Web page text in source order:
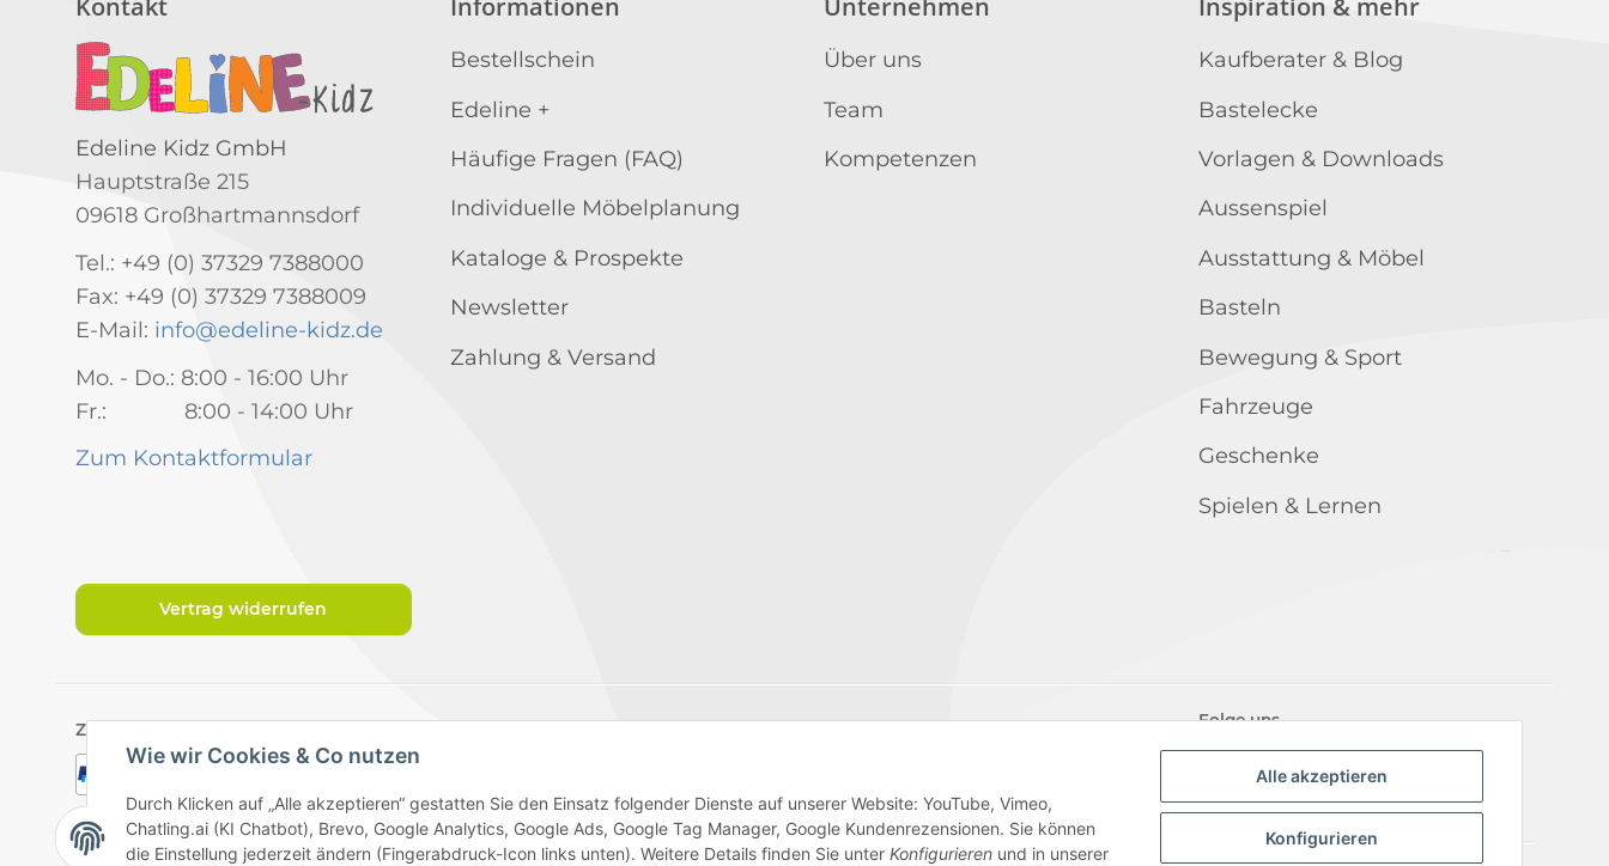
Alle akzeptieren
Konfigurieren
Wie wir Cookies & Co nutzen
Durch Klicken auf „Alle akzeptieren“ gestatten Sie den Einsatz folgender Dienste auf unserer Website: YouTube, Vimeo,
Chatling.ai (KI Chatbot), Brevo, Google Analytics, Google Ads, Google Tag Manager, Google Kundenrezensionen. Sie können
die Einstellung jederzeit ändern (Fingerabdruck-Icon links unten). Weitere Details finden Sie unter Konfigurieren und in unserer
Kontakt
Edeline Kidz GmbH
Hauptstraße 215
09618 Großhartmannsdorf
Tel.: +49 (0) 37329 7388000
Fax: +49 (0) 37329 7388009
E-Mail: info@edeline-kidz.de
Mo. - Do.: 8:00 - 16:00 Uhr
Fr.: 8:00 - 14:00 Uhr
Zum Kontaktformular
Informationen
Bestellschein
Edeline +
Häufige Fragen (FAQ)
Individuelle Möbelplanung
Kataloge & Prospekte
Newsletter
Zahlung & Versand
Unternehmen
Über uns
Team
Kompetenzen
Inspiration & mehr
Kaufberater & Blog
Bastelecke
Vorlagen & Downloads
Aussenspiel
Ausstattung & Möbel
Basteln
Bewegung & Sport
Fahrzeuge
Geschenke
Spielen & Lernen
Vertrag widerrufen
Zahlungsarten Folge uns